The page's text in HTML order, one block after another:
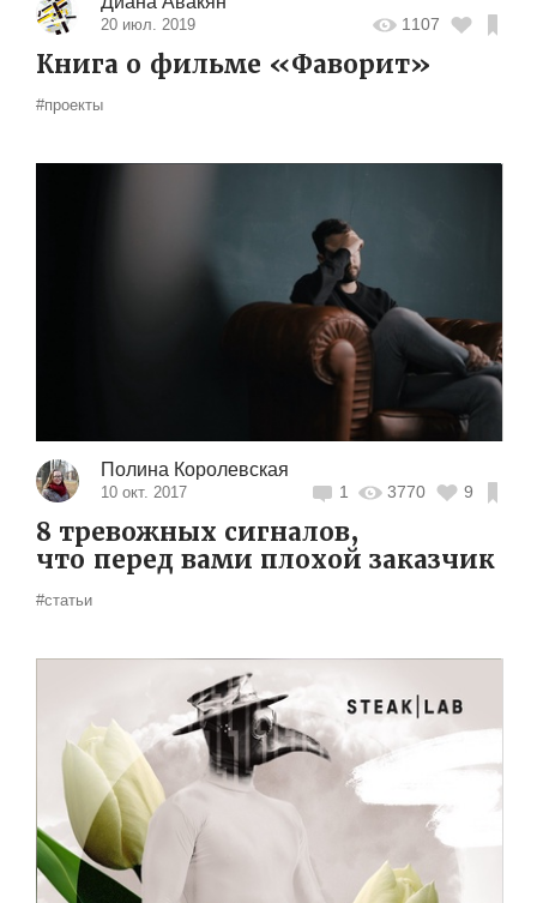
20 июл. 2019 1107
Книга о фильме «Фаворит»
#проекты
Полина Королевская
10 окт. 2017 1 3770 9
8 тревожных сигналов,
что перед вами плохой заказчик
#статьи